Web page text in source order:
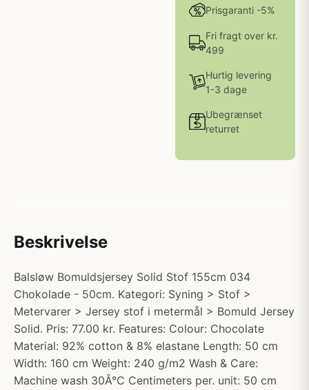
Prisgaranti -5%
Fri fragt over kr.
499
Hurtig levering
1-3 dage
Ubegrænset
returret
Beskrivelse
Balsløw Bomuldsjersey Solid Stof 155cm 034
Chokolade - 50cm. Kategori: Syning > Stof >
Metervarer > Jersey stof i metermål > Bomuld Jersey
Solid. Pris: 77.00 kr. Features: Colour: Chocolate
Material: 92% cotton & 8% elastane Length: 50 cm
Width: 160 cm Weight: 240 g/m2 Wash & Care:
Machine wash 30Â°C Centimeters per. unit: 50 cm